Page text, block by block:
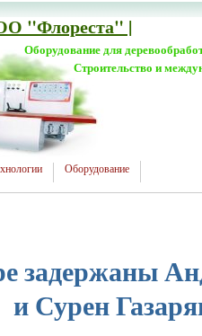
"Флореста" |
Оборудование для
Строительство и
Оборудование
задержаны
и Сурен